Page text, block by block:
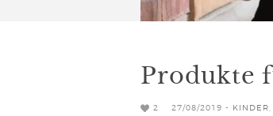
Produkte
2 27/08/2019 - KINDER